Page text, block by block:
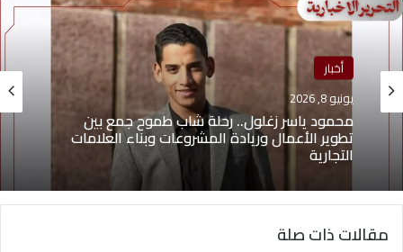
أخبار
يونيو 8, 2026
محمود ياسر زغلول.. رحلة شاب طموح جمع بين
التجارية
يونيو 4, 2026
يوسف أيمن درويش.. عقلية بيعية شابة تقود التغيير
وتؤهل الشباب لسوق العمل2026
مقالات ذات صلة